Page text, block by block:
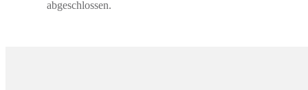
abgeschlossen.